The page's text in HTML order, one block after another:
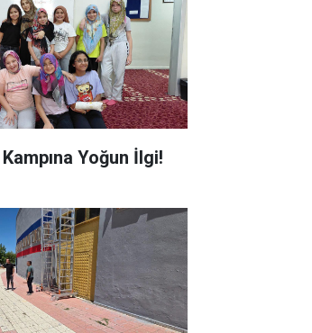
Yoğun İlgi!